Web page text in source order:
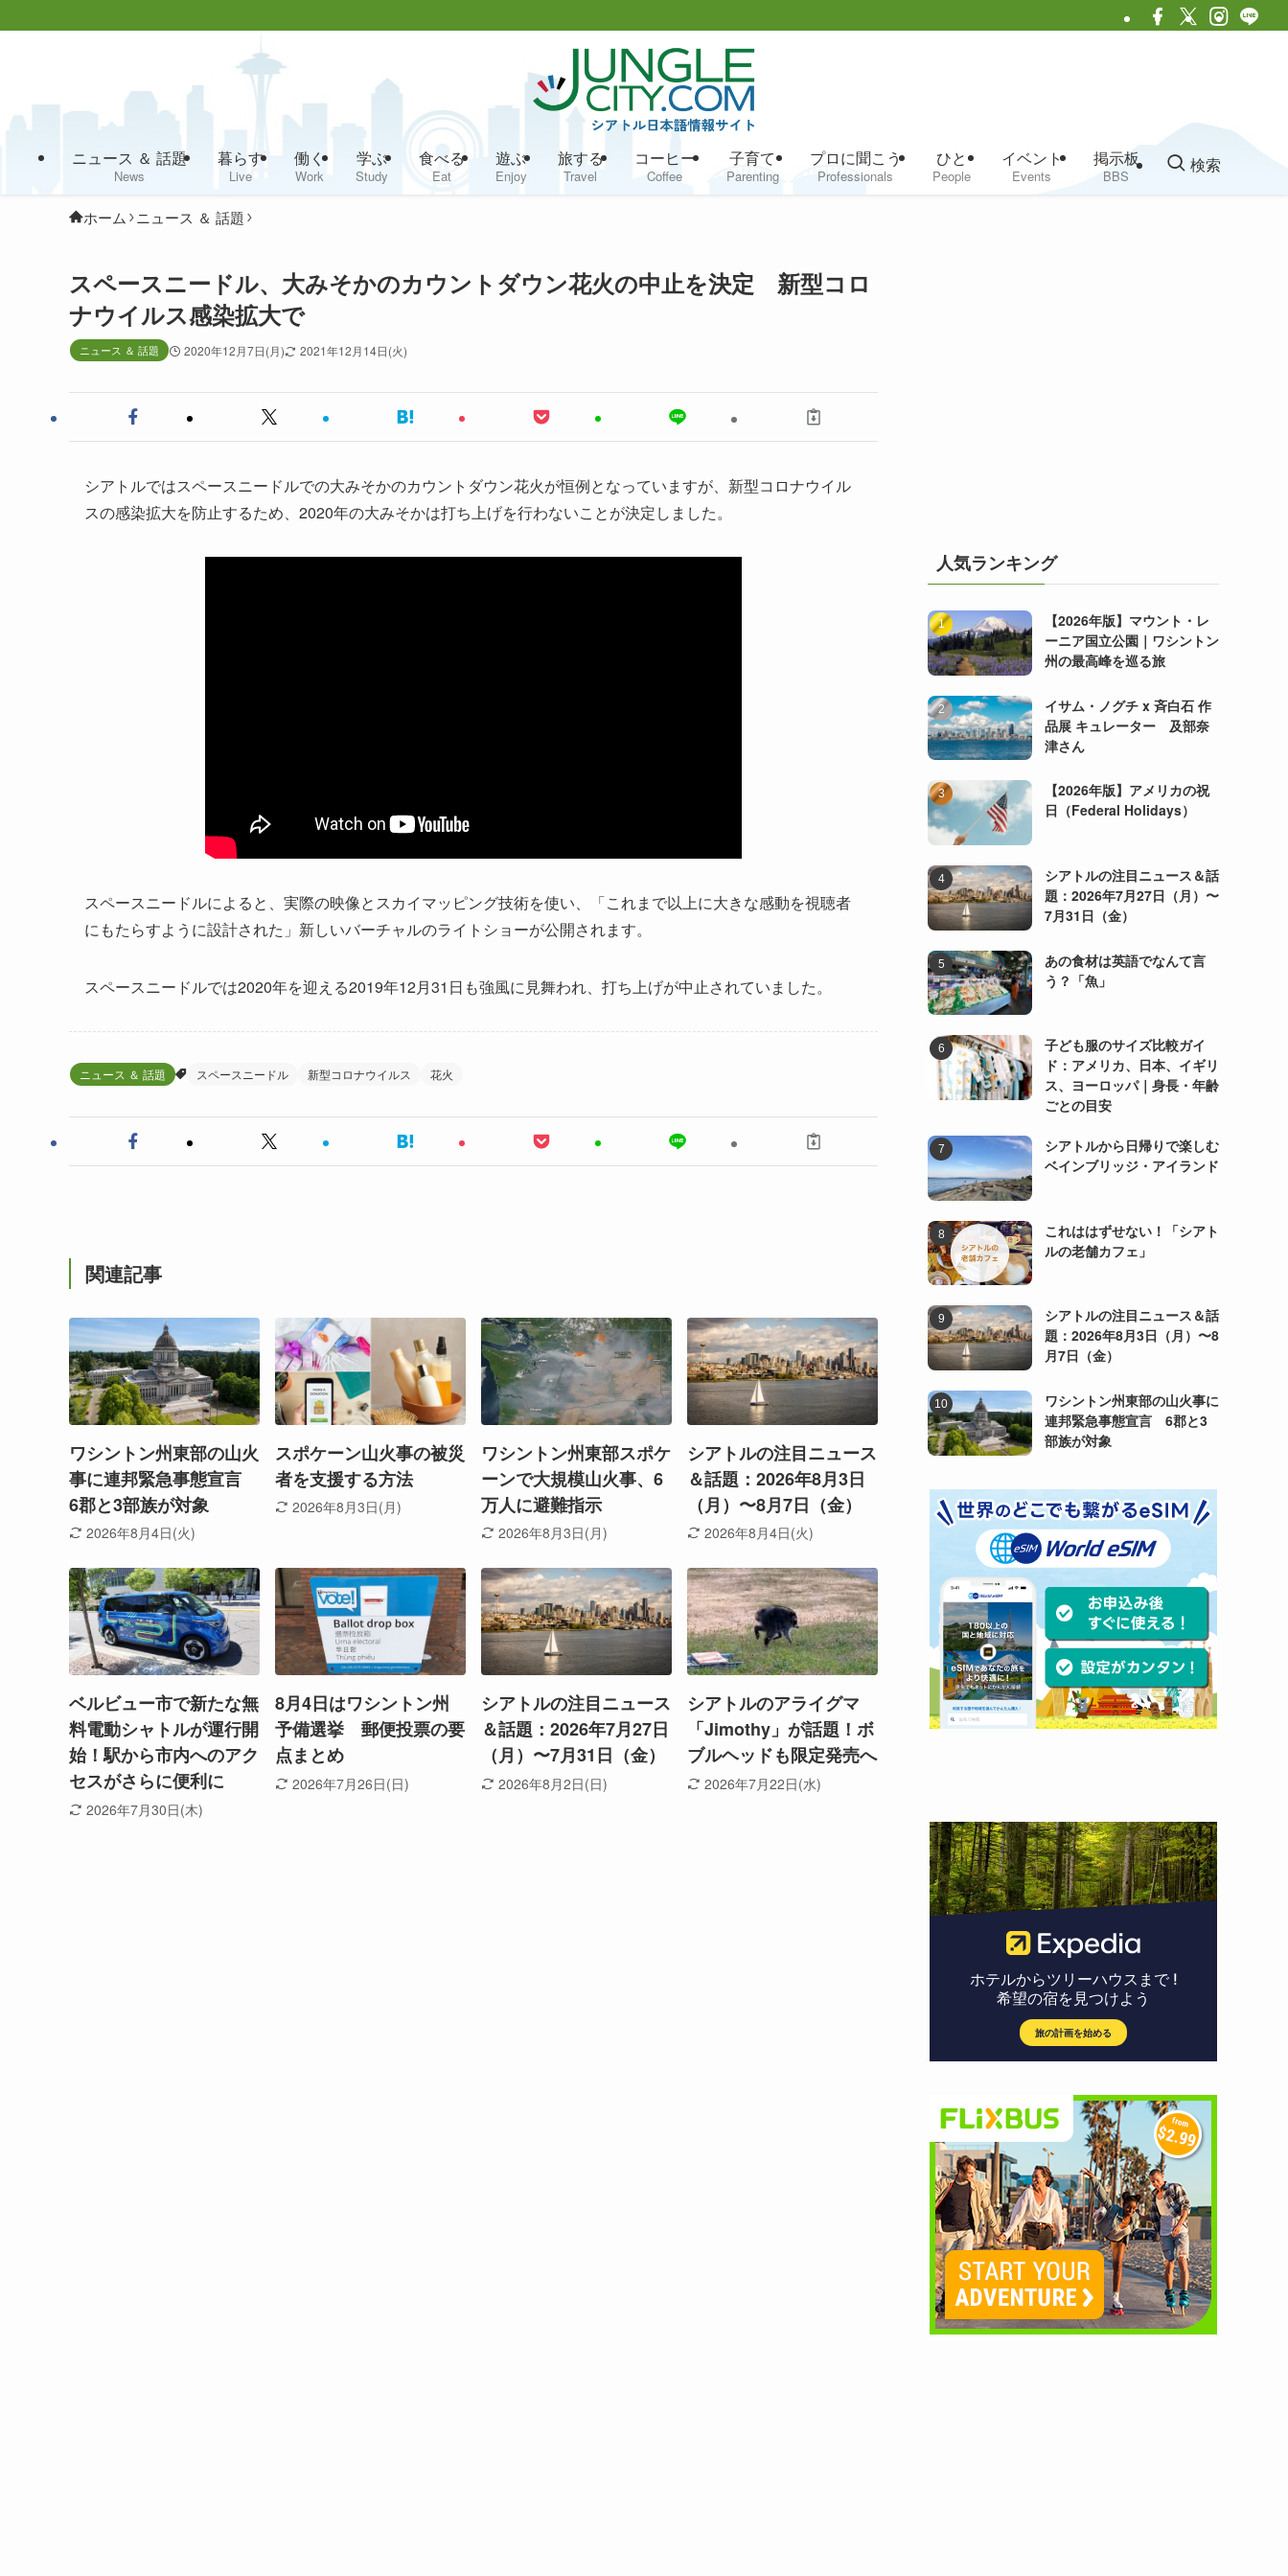
ニュース ＆ 話題
News
暮らす
Live
働く
Work
学ぶ
Study
食べる
Eat
遊ぶ
Enjoy
旅する
Travel
コーヒー
Coffee
子育て
Parenting
プロに聞こう
Professionals
ひと
People
イベント
Events
掲示板
BBS
検索
ホーム ニュース ＆ 話題
スペースニードル、大みそかのカウントダウン花火の中止を決定 新型コロ
ナウイルス感染拡大で
ニュース ＆ 話題 2020年12月7日(月) 2021年12月14日(火)
シアトルではスペースニードルでの大みそかのカウントダウン花火が恒例となっていますが、新型コロナウイル
スの感染拡大を防止するため、2020年の大みそかは打ち上げを行わないことが決定しました。
スペースニードルによると、実際の映像とスカイマッピング技術を使い、「これまで以上に大きな感動を視聴者
にもたらすように設計された」新しいバーチャルのライトショーが公開されます。
スペースニードルでは2020年を迎える2019年12月31日も強風に見舞われ、打ち上げが中止されていました。
ニュース ＆ 話題 スペースニードル 新型コロナウイルス 花火
関連記事
ワシントン州東部の山火
事に連邦緊急事態宣言
6郡と3部族が対象
2026年8月4日(火)
スポケーン山火事の被災
者を支援する方法
2026年8月3日(月)
ワシントン州東部スポケ
ーンで大規模山火事、6
万人に避難指示
2026年8月3日(月)
シアトルの注目ニュース
＆話題：2026年8月3日
（月）〜8月7日（金）
2026年8月4日(火)
ベルビュー市で新たな無
料電動シャトルが運行開
始！駅から市内へのアク
セスがさらに便利に
2026年7月30日(木)
8月4日はワシントン州
予備選挙 郵便投票の要
点まとめ
2026年7月26日(日)
シアトルの注目ニュース
＆話題：2026年7月27日
（月）〜7月31日（金）
2026年8月2日(日)
シアトルのアライグマ
「Jimothy」が話題！ボ
ブルヘッドも限定発売へ
2026年7月22日(水)
人気ランキング
【2026年版】マウント・レ
ーニア国立公園｜ワシントン
州の最高峰を巡る旅
イサム・ノグチ x 斉白石 作
品展 キュレーター 及部奈
津さん
【2026年版】アメリカの祝
日（Federal Holidays）
シアトルの注目ニュース＆話
題：2026年7月27日（月）〜
7月31日（金）
あの食材は英語でなんて言
う？「魚」
子ども服のサイズ比較ガイ
ド：アメリカ、日本、イギリ
ス、ヨーロッパ｜身長・年齢
ごとの目安
シアトルから日帰りで楽しむ
ベインブリッジ・アイランド
これははずせない！「シアト
ルの老舗カフェ」
シアトルの注目ニュース＆話
題：2026年8月3日（月）〜8
月7日（金）
ワシントン州東部の山火事に
連邦緊急事態宣言 6郡と3
部族が対象